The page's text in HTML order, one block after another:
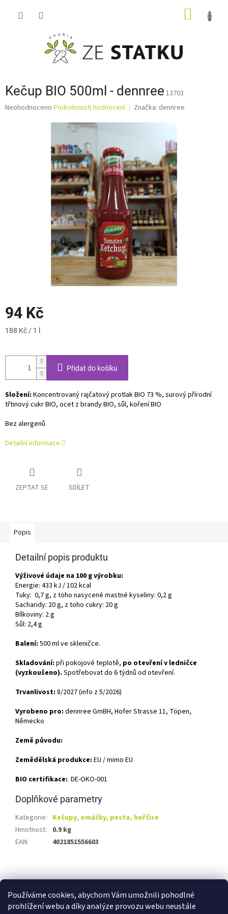
Používáme cookies, abychom Vám umožnili pohodlné
prohlížení webu a díky analýze provozu webu neustále
Kečup BIO 500ml - dennree 13703
Průměrné
Neohodnoceno Podrobnosti hodnocení Značka: dennree
94 Kč
Měrná
188 Kč / 1 l
Přidat do košíku
Složení: Koncentrovaný rajčatový protlak BIO 73 %, surový přírodní
třtinový cukr BIO, ocet z brandy BIO, sůl, koření BIO
Bez alergenů
Detailní informace
ZEPTAT SE SDÍLET
Popis
Detailní popis produktu
Výživové údaje na 100 g výrobku:
Energie: 433 kJ / 102 kcal
Tuky: 0,7 g, z toho nasycené mastné kyseliny: 0,2 g
Sacharidy: 20 g, z toho cukry: 20 g
Bílkoviny: 2 g
Sůl: 2,4 g
Balení: 500 ml ve skleničce.
Skladování: při pokojové teplotě, po otevření v ledničce
(vyzkoušeno). Spotřebovat do 6 týdnů od otevření.
Trvanlivost: 8/2027 (info z 5/2026)
Vyrobeno pro: dennree GmBH, Hofer Strasse 11, Töpen,
Německo
Země původu:
Zemědělská produkce: EU / mimo EU
BIO certifikace: DE-OKO-001
Doplňkové parametry
Kategorie: Kečupy, omáčky, pesta, hořčice
Hmotnost:
0.9 kg
EAN: 4021851556603
á